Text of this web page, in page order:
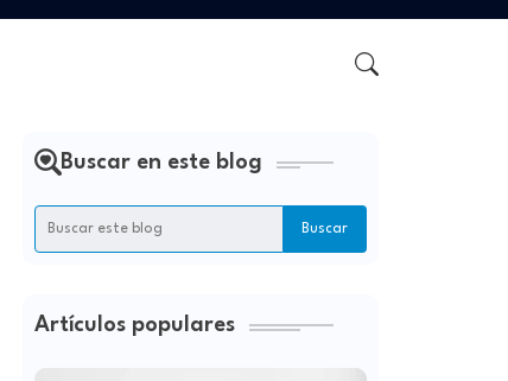
Buscar en este blog
Artículos populares